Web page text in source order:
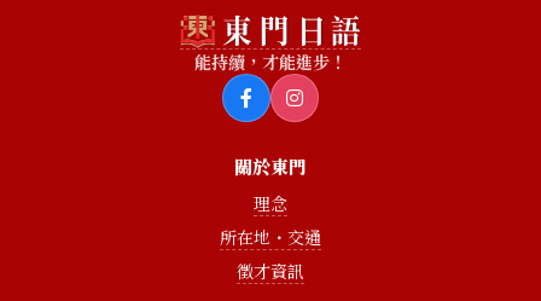
能持續，才能進步！
關於東門
理念
所在地・交通
徵才資訊